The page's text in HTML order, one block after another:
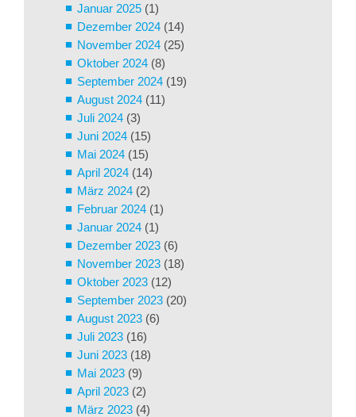
Januar 2025 (1)
Dezember 2024 (14)
November 2024 (25)
Oktober 2024 (8)
September 2024 (19)
August 2024 (11)
Juli 2024 (3)
Juni 2024 (15)
Mai 2024 (15)
April 2024 (14)
März 2024 (2)
Februar 2024 (1)
Januar 2024 (1)
Dezember 2023 (6)
November 2023 (18)
Oktober 2023 (12)
September 2023 (20)
August 2023 (6)
Juli 2023 (16)
Juni 2023 (18)
Mai 2023 (9)
April 2023 (2)
März 2023 (4)